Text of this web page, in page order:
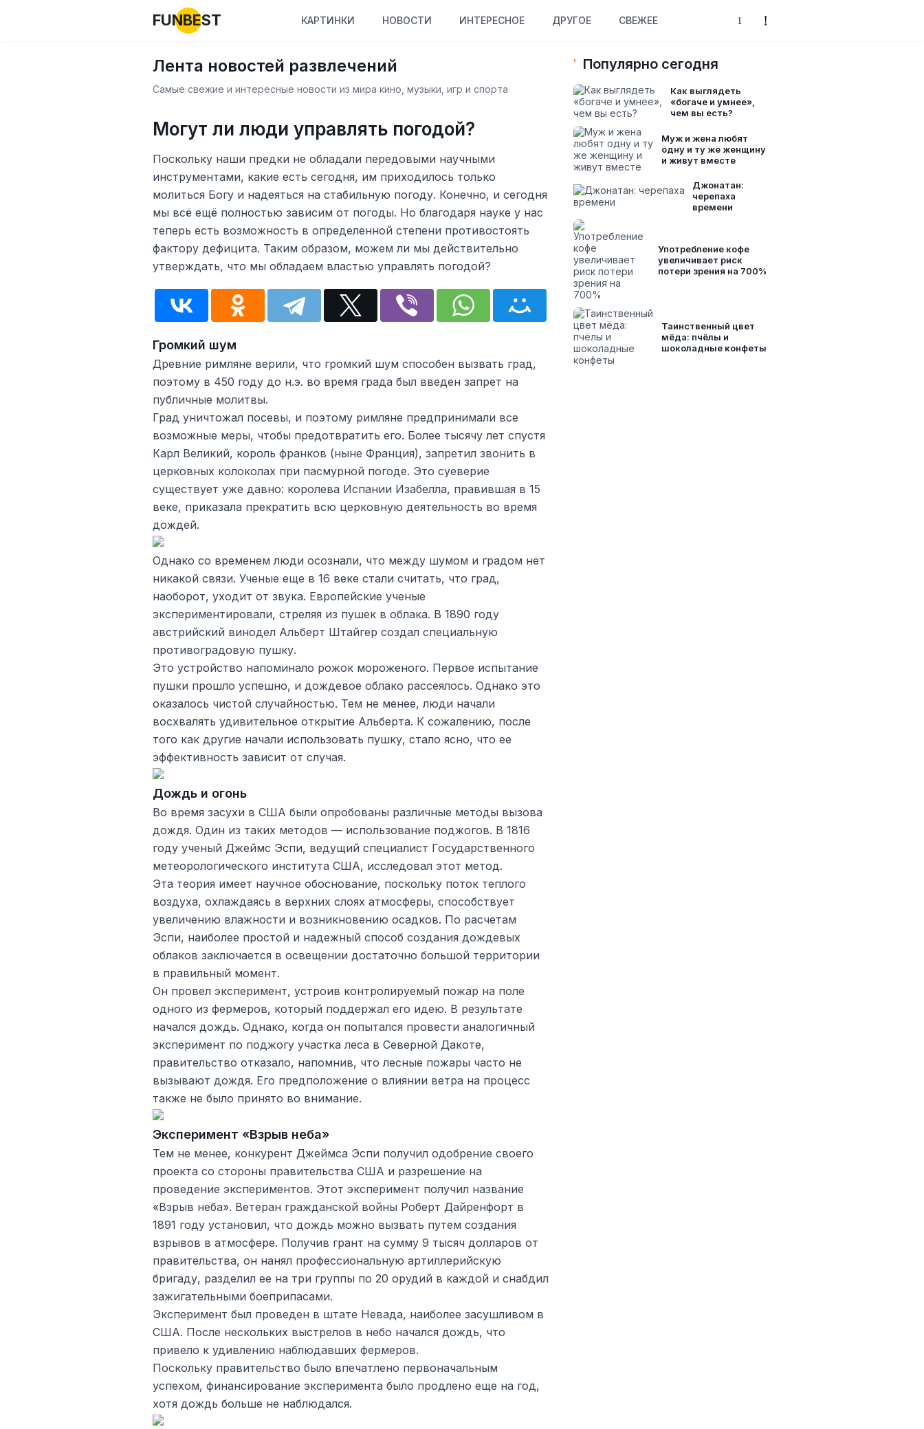
FUNBEST КАРТИНКИ НОВОСТИ ИНТЕРЕСНОЕ ДРУГОЕ СВЕЖЕЕ
Лента новостей развлечений
Самые свежие и интересные новости из мира кино, музыки, игр и спорта
Могут ли люди управлять погодой?
Поскольку наши предки не обладали передовыми научными
инструментами, какие есть сегодня, им приходилось только
молиться Богу и надеяться на стабильную погоду. Конечно, и сегодня
мы всё ещё полностью зависим от погоды. Но благодаря науке у нас
теперь есть возможность в определенной степени противостоять
фактору дефицита. Таким образом, можем ли мы действительно
утверждать, что мы обладаем властью управлять погодой?
Громкий шум
Древние римляне верили, что громкий шум способен вызвать град,
поэтому в 450 году до н.э. во время града был введен запрет на
публичные молитвы.
Град уничтожал посевы, и поэтому римляне предпринимали все
возможные меры, чтобы предотвратить его. Более тысячу лет спустя
Карл Великий, король франков (ныне Франция), запретил звонить в
церковных колоколах при пасмурной погоде. Это суеверие
существует уже давно: королева Испании Изабелла, правившая в 15
веке, приказала прекратить всю церковную деятельность во время
дождей.
Однако со временем люди осознали, что между шумом и градом нет
никакой связи. Ученые еще в 16 веке стали считать, что град,
наоборот, уходит от звука. Европейские ученые
экспериментировали, стреляя из пушек в облака. В 1890 году
австрийский винодел Альберт Штайгер создал специальную
противоградовую пушку.
Это устройство напоминало рожок мороженого. Первое испытание
пушки прошло успешно, и дождевое облако рассеялось. Однако это
оказалось чистой случайностью. Тем не менее, люди начали
восхвалять удивительное открытие Альберта. К сожалению, после
того как другие начали использовать пушку, стало ясно, что ее
эффективность зависит от случая.
Дождь и огонь
Во время засухи в США были опробованы различные методы вызова
дождя. Один из таких методов — использование поджогов. В 1816
году ученый Джеймс Эспи, ведущий специалист Государственного
метеорологического института США, исследовал этот метод.
Эта теория имеет научное обоснование, поскольку поток теплого
воздуха, охлаждаясь в верхних слоях атмосферы, способствует
увеличению влажности и возникновению осадков. По расчетам
Эспи, наиболее простой и надежный способ создания дождевых
облаков заключается в освещении достаточно большой территории
в правильный момент.
Он провел эксперимент, устроив контролируемый пожар на поле
одного из фермеров, который поддержал его идею. В результате
начался дождь. Однако, когда он попытался провести аналогичный
эксперимент по поджогу участка леса в Северной Дакоте,
правительство отказало, напомнив, что лесные пожары часто не
вызывают дождя. Его предположение о влиянии ветра на процесс
также не было принято во внимание.
Эксперимент «Взрыв неба»
Тем не менее, конкурент Джеймса Эспи получил одобрение своего
проекта со стороны правительства США и разрешение на
проведение экспериментов. Этот эксперимент получил название
«Взрыв неба». Ветеран гражданской войны Роберт Дайренфорт в
1891 году установил, что дождь можно вызвать путем создания
взрывов в атмосфере. Получив грант на сумму 9 тысяч долларов от
правительства, он нанял профессиональную артиллерийскую
бригаду, разделил ее на три группы по 20 орудий в каждой и снабдил
зажигательными боеприпасами.
Эксперимент был проведен в штате Невада, наиболее засушливом в
США. После нескольких выстрелов в небо начался дождь, что
привело к удивлению наблюдавших фермеров.
Поскольку правительство было впечатлено первоначальным
успехом, финансирование эксперимента было продлено еще на год,
хотя дождь больше не наблюдался.
Популярно сегодня
Как выглядеть
«богаче и умнее»,
чем вы есть?
Муж и жена любят
одну и ту же женщину
и живут вместе
Джонатан:
черепаха
времени
Употребление кофе
увеличивает риск
потери зрения на 700%
Таинственный цвет
мёда: пчёлы и
шоколадные конфеты